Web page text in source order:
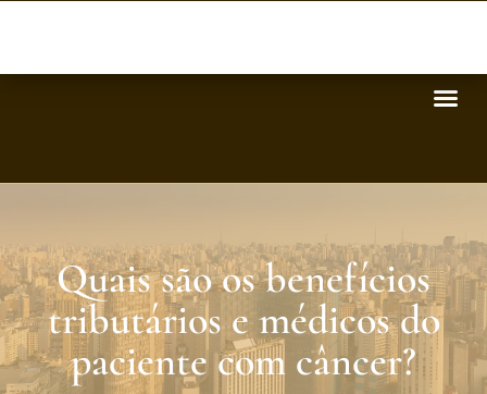
Quais são os benefícios
tributários e médicos do
paciente com câncer?